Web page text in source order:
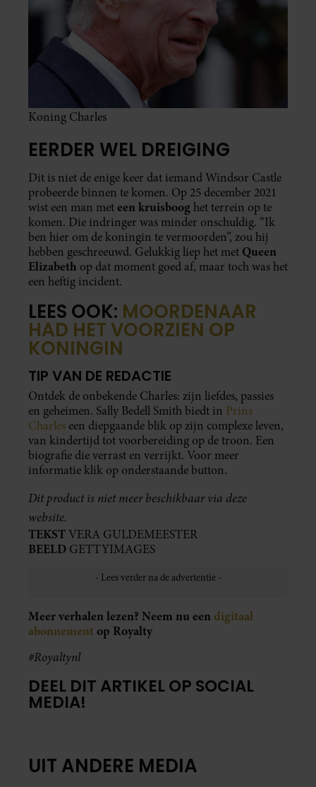
Koning Charles
EERDER WEL DREIGING
Dit is niet de enige keer dat iemand Windsor Castle
probeerde binnen te komen. Op 25 december 2021
wist een man meteen kruisboog het terrein op te
komen. Die indringer was minder onschuldig. “Ik
ben hier om de koningin te vermoorden”, zou hij
hebben geschreeuwd. Gelukkig liep het met Queen
Elizabeth op dat moment goed af, maar toch was het
een heftig incident.
LEES OOK: MOORDENAAR
HAD HET VOORZIEN OP
KONINGIN
TIP VAN DE REDACTIE
Ontdek de onbekende Charles: zijn liefdes, passies
en geheimen. Sally Bedell Smith biedt in Prins
Charles een diepgaande blik op zijn complexe leven,
van kindertijd tot voorbereiding op de troon. Een
biografie die verrast en verrijkt. Voor meer
informatie klik op onderstaande button.
Dit product is niet meer beschikbaar via deze
website.
TEKSTVERA GULDEMEESTER
BEELD GETTYIMAGES
Meer verhalen lezen? Neem nu een digitaal
abonnement op Royalty
#Royaltynl
DEEL DIT ARTIKEL OP SOCIAL
MEDIA!
UIT ANDERE MEDIA